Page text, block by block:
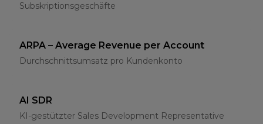
Subskriptionsgeschäfte
ARPA – Average Revenue per Account
Durchschnittsumsatz pro Kundenkonto
AI SDR
KI-gestützter Sales Development Representative